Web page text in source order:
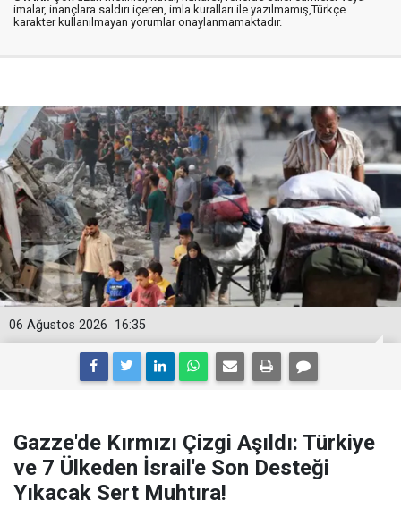
imalar, inançlara saldırı içeren, imla kuralları ile yazılmamış,Türkçe
karakter kullanılmayan yorumlar onaylanmamaktadır.
16:35
06 Ağustos 2026
Gazze'de Kırmızı Çizgi Aşıldı: Türkiye
ve 7 Ülkeden İsrail'e Son Desteği
Yıkacak Sert Muhtıra!